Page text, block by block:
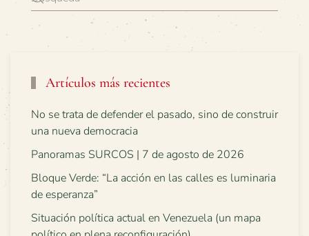
Artículos más recientes
No se trata de defender el pasado, sino de construir
una nueva democracia
Panoramas SURCOS | 7 de agosto de 2026
Bloque Verde: “La acción en las calles es luminaria
de esperanza”
Situación política actual en Venezuela (un mapa